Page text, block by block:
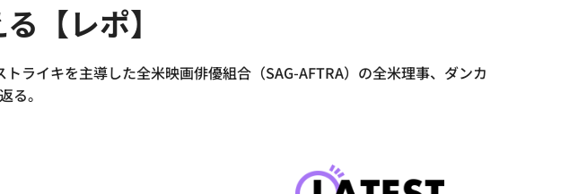
【レポ】
ライキを主導した全米映画俳優組合（SAG-AFTRA）の全米理事、ダンカ
る。